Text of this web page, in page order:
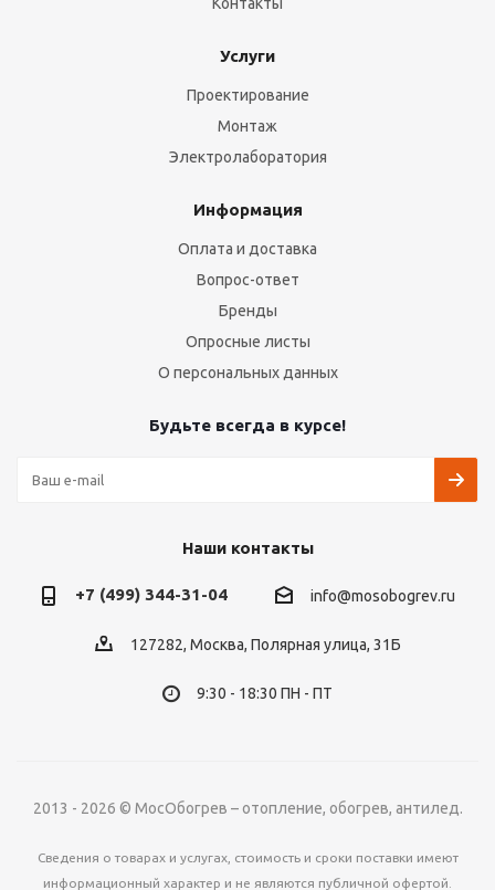
Услуги
Проектирование
Монтаж
Электролаборатория
Информация
Оплата и доставка
Вопрос-ответ
Бренды
Опросные листы
О персональных данных
Будьте всегда в курсе!
Наши контакты
+7 (499) 344-31-04 info@mosobogrev.ru
127282, Москва, Полярная улица, 31Б
9:30 - 18:30 ПН - ПТ
2013 - 2026 © МосОбогрев – отопление, обогрев, антилед.
Сведения о товарах и услугах, стоимость и сроки поставки имеют
информационный характер и не являются публичной офертой.